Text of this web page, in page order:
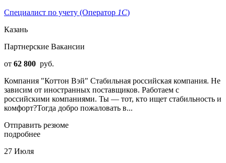
Специалист по учету (Оператор 1С)
Казань
Партнерские Вакансии
от 62 800 руб.
Компания "Коттон Вэй" Стабильная российская компания. Не
зависим от иностранных поставщиков. Работаем с
российскими компаниями. Ты — тот, кто ищет стабильность и
комфорт?Тогда добро пожаловать в...
Отправить резюме
подробнее
27 Июля